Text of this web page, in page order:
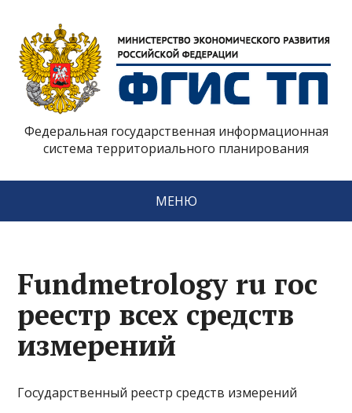
Федеральная государственная информационная
система территориального планирования
МЕНЮ
Fundmetrology ru гос
реестр всех средств
измерений
Государственный реестр средств измерений